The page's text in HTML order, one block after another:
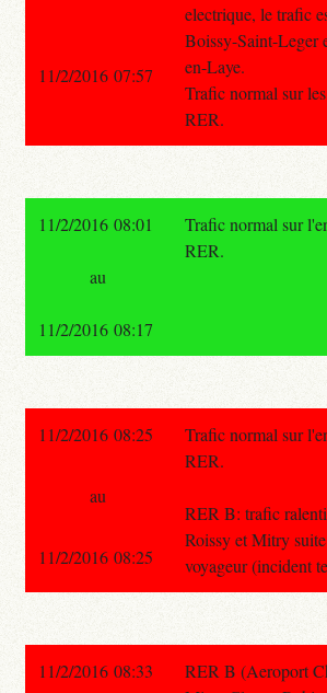
electrique, le trafic
Boissy-Saint-Leger
en-Laye.
Trafic normal sur
RER.
11/2/2016 07:57
11/2/2016 08:01
Trafic normal sur
RER.
au
11/2/2016 08:17
11/2/2016 08:25
Trafic normal sur
RER.
RER B: trafic
Roissy et Mitry
voyageur (incident
au
11/2/2016 08:25
11/2/2016 08:33
RER B (Aeroport